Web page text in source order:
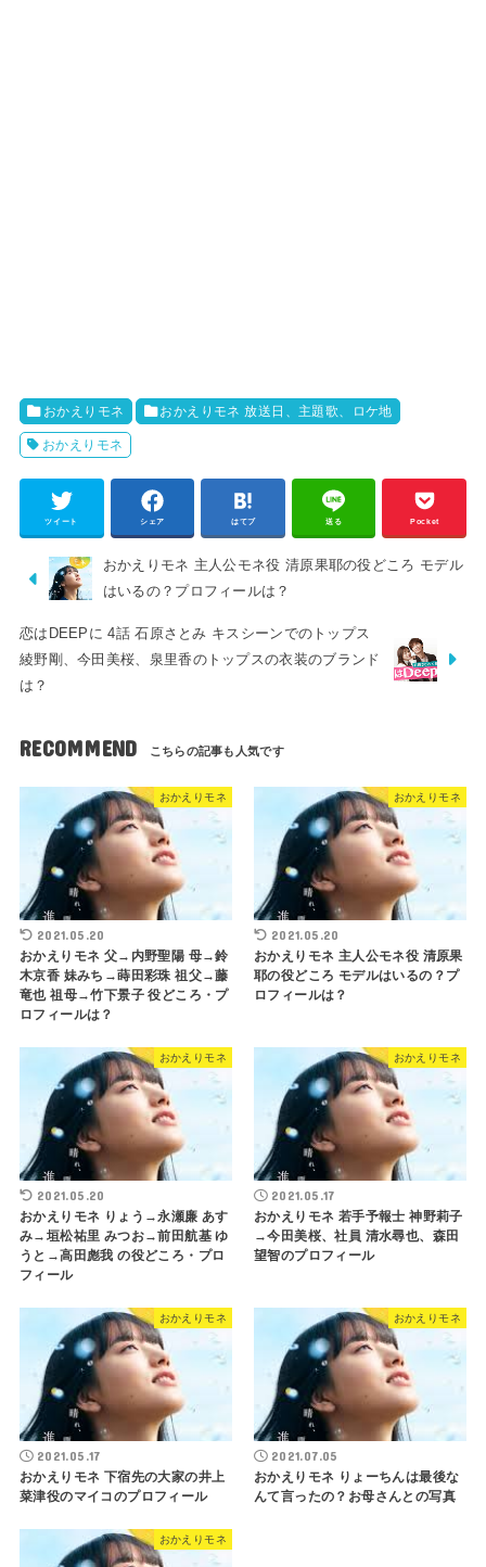
おかえりモネ おかえりモネ 放送日、主題歌、ロケ地
おかえりモネ
ツイート シェア はてブ 送る Pocket
おかえりモネ 主人公モネ役 清原果耶の役どころ モデル
はいるの？プロフィールは？
恋はDEEPに 4話 石原さとみ キスシーンでのトップス
綾野剛、今田美桜、泉里香のトップスの衣装のブランド
は？
RECOMMEND
おかえりモネ
2021.05.20
おかえりモネ 父→内野聖陽 母→鈴
木京香 妹みち→蒔田彩珠 祖父→藤
竜也 祖母→竹下景子 役どころ・プ
ロフィールは？
おかえりモネ
2021.05.20
おかえりモネ 主人公モネ役 清原果
耶の役どころ モデルはいるの？プ
ロフィールは？
おかえりモネ
2021.05.20
おかえりモネ りょう→永瀬廉 あす
み→垣松祐里 みつお→前田航基 ゆ
うと→高田彪我 の役どころ・プロ
フィール
おかえりモネ
2021.05.17
おかえりモネ 若手予報士 神野莉子
→今田美桜、社員 清水尋也、森田
望智のプロフィール
おかえりモネ
2021.05.17
おかえりモネ 下宿先の大家の井上
菜津役のマイコのプロフィール
おかえりモネ
2021.07.05
おかえりモネ りょーちんは最後な
んて言ったの？お母さんとの写真
おかえりモネ